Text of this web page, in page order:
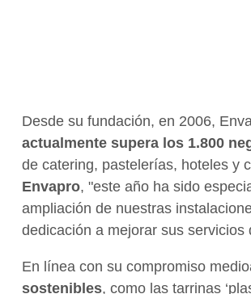
Desde su fundación, en 2006,
actualmente supera los 1.800
de catering, pastelerías, hoteles y
Envapro, "este año ha sido
ampliación de nuestras
dedicación a mejorar sus servicios
En línea con su compromiso
sostenibles, como las tarrinas